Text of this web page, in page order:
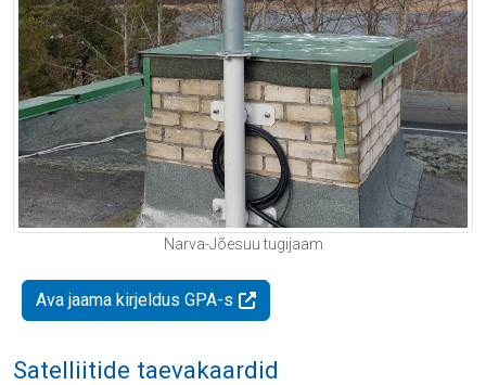
Narva-Jõesuu tugijaam
Ava jaama kirjeldus GPA-s
Satelliitide taevakaardid